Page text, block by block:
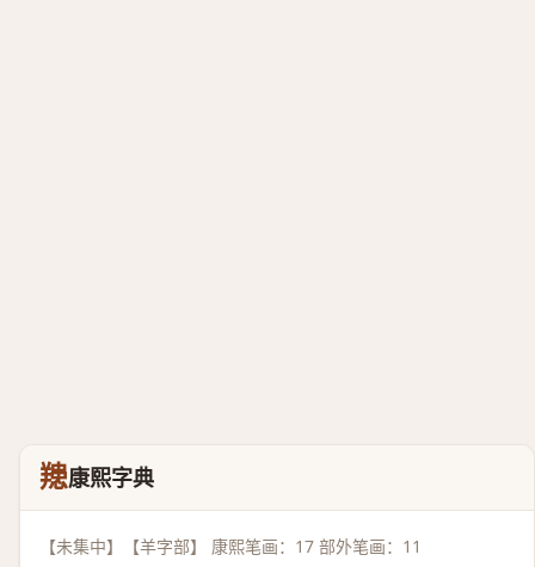
䍺康熙字典
【未集中】【羊字部】 康熙笔画：17 部外笔画：11